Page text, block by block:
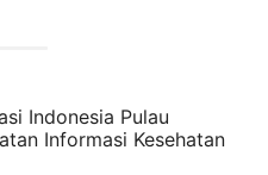
Indonesia Pulau
Informasi Kesehatan